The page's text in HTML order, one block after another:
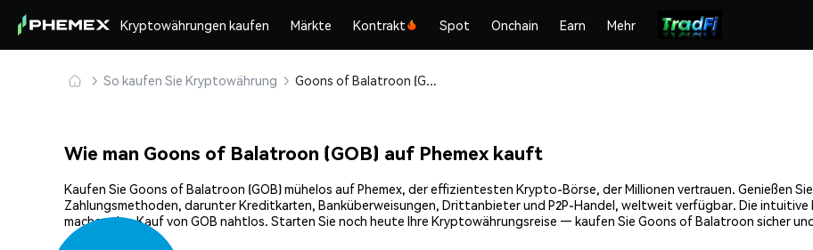
Kryptowährungen kaufen Märkte Kontrakt Spot Onchain Earn Mehr
So kaufen Sie Kryptowährung Goons of Balatroon (GOB) sicher kaufen und speichern
Wie man Goons of Balatroon (GOB) auf Phemex kauft
Kaufen Sie Goons of Balatroon (GOB) mühelos auf Phemex, der effizientesten Krypto-Börse, der Millionen vertrauen. Genießen
Zahlungsmethoden, darunter Kreditkarten, Banküberweisungen, Drittanbieter und P2P-Handel, weltweit verfügbar. Die
machen den Kauf von GOB nahtlos. Starten Sie noch heute Ihre Kryptowährungsreise — kaufen Sie Goons of Balatroon sicher